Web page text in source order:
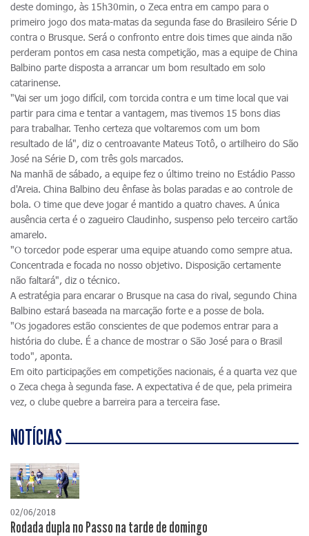
deste domingo, às 15h30min, o Zeca entra em campo para o
primeiro jogo dos mata-matas da segunda fase do Brasileiro Série D
contra o Brusque. Será o confronto entre dois times que ainda não
perderam pontos em casa nesta competição, mas a equipe de China
Balbino parte disposta a arrancar um bom resultado em solo
catarinense.
"Vai ser um jogo difícil, com torcida contra e um time local que vai
partir para cima e tentar a vantagem, mas tivemos 15 bons dias
para trabalhar. Tenho certeza que voltaremos com um bom
resultado de lá", diz o centroavante Mateus Totô, o artilheiro do São
José na Série D, com três gols marcados.
Na manhã de sábado, a equipe fez o último treino no Estádio Passo
d'Areia. China Balbino deu ênfase às bolas paradas e ao controle de
bola. O time que deve jogar é mantido a quatro chaves. A única
ausência certa é o zagueiro Claudinho, suspenso pelo terceiro cartão
amarelo.
"O torcedor pode esperar uma equipe atuando como sempre atua.
Concentrada e focada no nosso objetivo. Disposição certamente
não faltará", diz o técnico.
A estratégia para encarar o Brusque na casa do rival, segundo China
Balbino estará baseada na marcação forte e a posse de bola.
"Os jogadores estão conscientes de que podemos entrar para a
história do clube. É a chance de mostrar o São José para o Brasil
todo", aponta.
Em oito participações em competições nacionais, é a quarta vez que
o Zeca chega à segunda fase. A expectativa é de que, pela primeira
vez, o clube quebre a barreira para a terceira fase.
NOTÍCIAS
02/06/2018
Rodada dupla no Passo na tarde de domingo